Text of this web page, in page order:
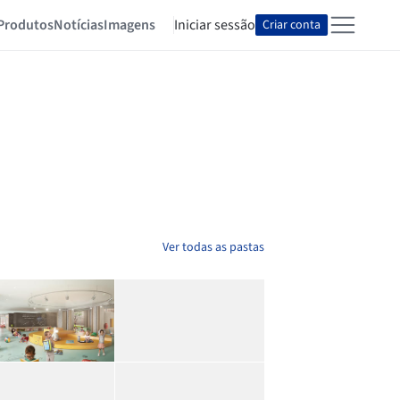
NotíciasImagens Iniciar sessão Criar conta
Ver todas as pastas